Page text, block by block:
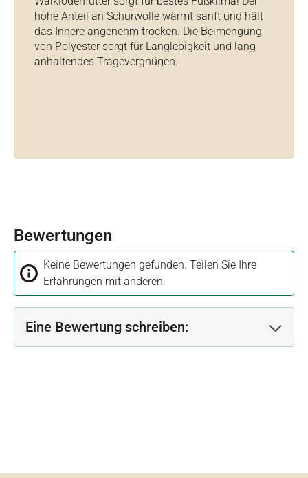
hohe Anteil an Schurwolle wärmt sanft und hält
das Innere angenehm trocken. Die Beimengung
von Polyester sorgt für Langlebigkeit und lang
anhaltendes Tragevergnügen.
Bewertungen
Keine Bewertungen gefunden. Teilen Sie Ihre
Erfahrungen mit anderen.
Eine Bewertung schreiben: